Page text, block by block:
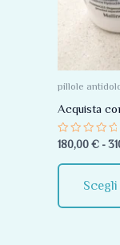
pillole
Acquista
Valutato
0
su
5
180,00 € -
Scegli